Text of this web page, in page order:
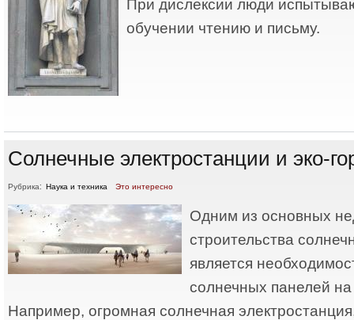
При дислексии люди
обучении чтению и письму.
Солнечные электростанции и эко-
Рубрика: Наука и техника Это интересно
Одним из основных
строительства
является
солнечных панелей
Например, огромная солнечная